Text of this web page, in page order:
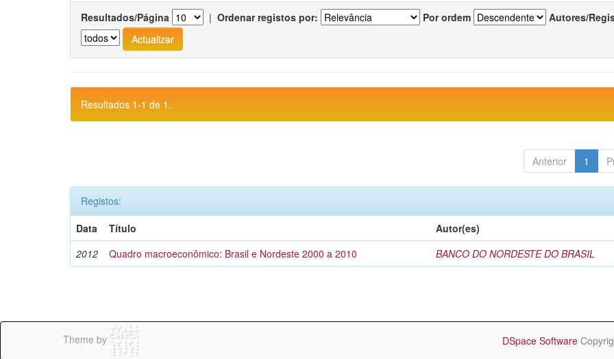
Resultados/Página | Ordenar registos por: Por ordem Autores/
Resultados 1-1 de 1.
Anterior 1
Registos:
Data
Título
Autor(es)
2012
Quadro macroeconômico: Brasil e Nordeste 2000 a 2010 BANCO DO NORDESTE DO BRASIL
Theme by DSpace Software